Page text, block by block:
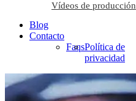
Vídeos de producción
Blog
Contacto
FaqsPolítica de
privacidad